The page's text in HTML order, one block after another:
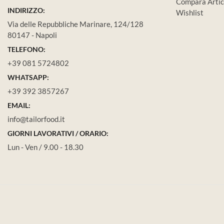
INDIRIZZO:
Via delle Repubbliche Marinare, 124/128
80147 - Napoli
TELEFONO:
+39 081 5724802
WHATSAPP:
+39 392 3857267
EMAIL:
info@tailorfood.it
GIORNI LAVORATIVI / ORARIO:
Lun - Ven / 9.00 - 18.30
Wishlist